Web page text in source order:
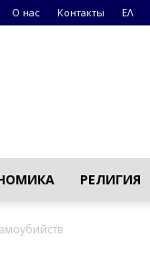
О нас Контакты ΕΛ
РЕЛИГИЯ